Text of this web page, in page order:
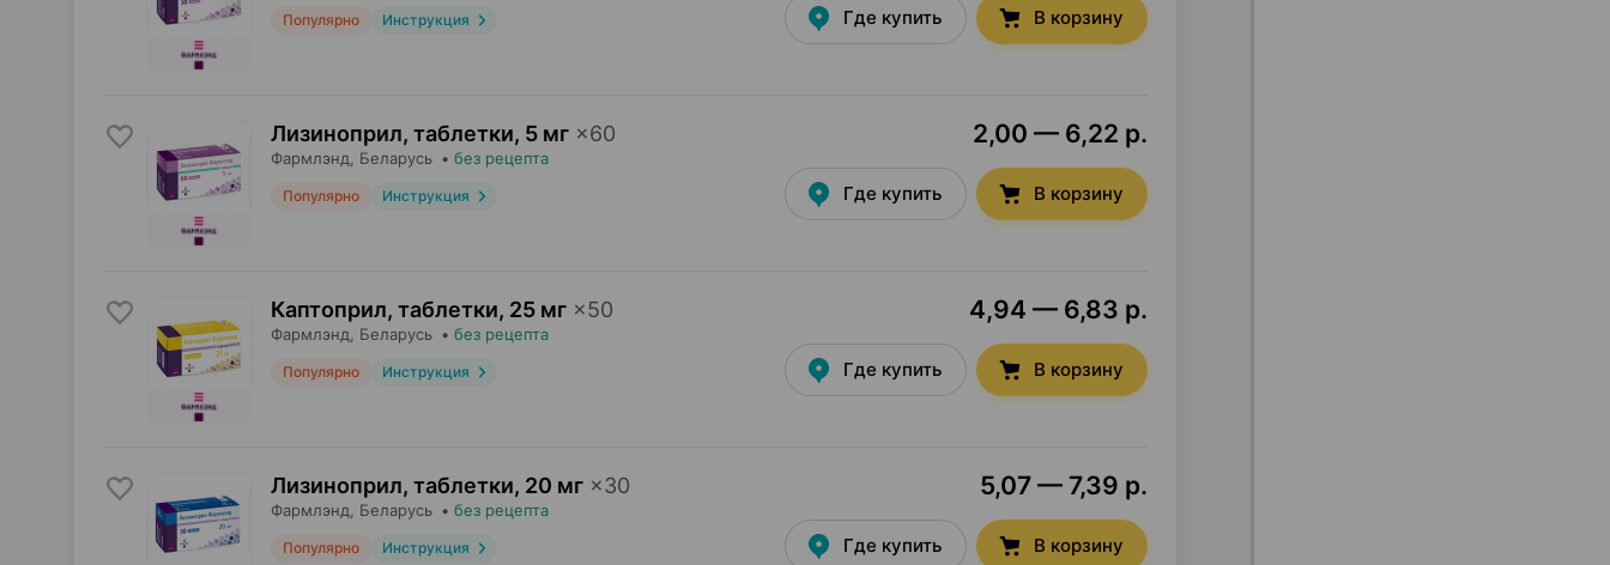
Популярно Инструкция Где купить В корзину
Лизиноприл, таблетки, 5 мг ×60
Фармлэнд , Беларусь • без рецепта
Популярно Инструкция
2,00 — 6,22 р.
Где купить В корзину
Каптоприл, таблетки, 25 мг ×50
Фармлэнд , Беларусь • без рецепта
Популярно Инструкция
4,94 — 6,83 р.
Где купить В корзину
Лизиноприл, таблетки, 20 мг ×30
Фармлэнд , Беларусь • без рецепта
Популярно Инструкция
5,07 — 7,39 р.
Где купить В корзину